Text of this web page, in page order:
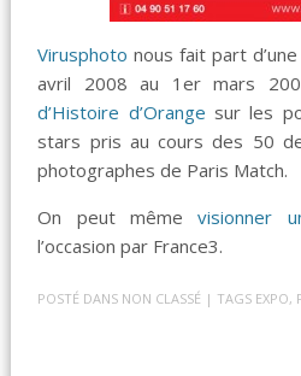
Virusphoto nous fait part
avril 2008 au 1er mars
d’Histoire d’Orange sur les
stars pris au cours des 50
photographes de Paris Match.
On peut mêmevisionner
l’occasion par France3.
POSTÉ DANS NON CLASSÉ | TAGS EXPO,